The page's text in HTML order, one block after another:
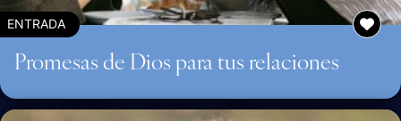
ENTRADA
Promesas de Dios para tus relaciones